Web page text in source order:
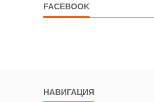
FACEBOOK
НАВИГАЦИЯ